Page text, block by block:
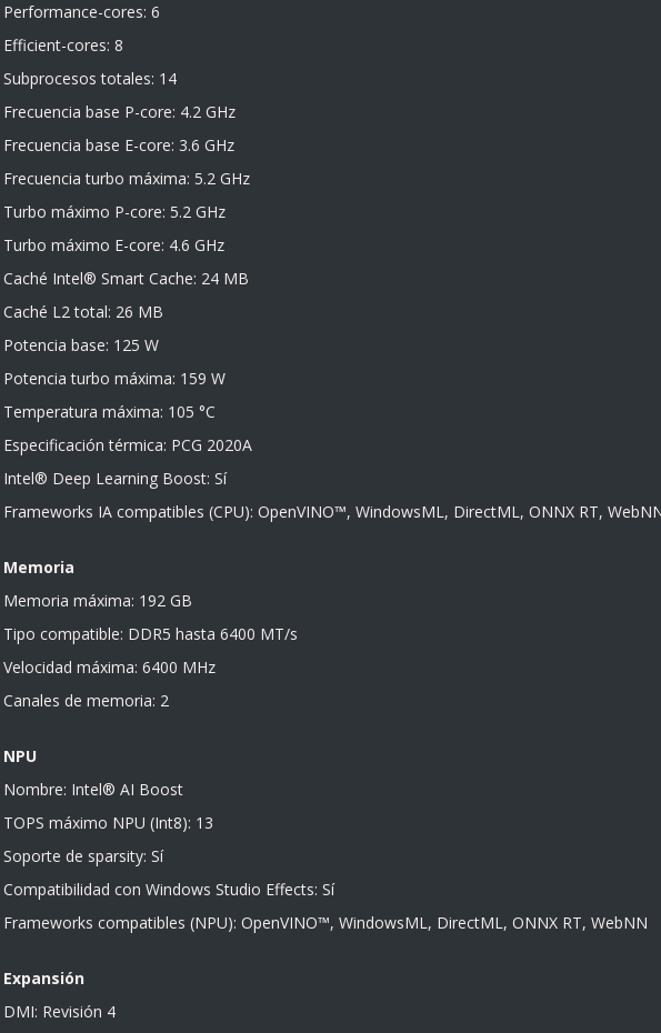
Performance-cores: 6
Efficient-cores: 8
Subprocesos totales: 14
Frecuencia base P-core: 4.2 GHz
Frecuencia base E-core: 3.6 GHz
Frecuencia turbo máxima: 5.2 GHz
Turbo máximo P-core: 5.2 GHz
Turbo máximo E-core: 4.6 GHz
Caché Intel® Smart Cache: 24 MB
Caché L2 total: 26 MB
Potencia base: 125 W
Potencia turbo máxima: 159 W
Temperatura máxima: 105 °C
Especificación térmica: PCG 2020A
Intel® Deep Learning Boost: Sí
Frameworks IA compatibles (CPU): OpenVINO™, WindowsML, DirectML, ONNX RT,
Memoria
Memoria máxima: 192 GB
Tipo compatible: DDR5 hasta 6400 MT/s
Velocidad máxima: 6400 MHz
Canales de memoria: 2
NPU
Nombre: Intel® AI Boost
TOPS máximo NPU (Int8): 13
Soporte de sparsity: Sí
Compatibilidad con Windows Studio Effects: Sí
Frameworks compatibles (NPU): OpenVINO™, WindowsML, DirectML, ONNX RT, WebNN
Expansión
DMI: Revisión 4